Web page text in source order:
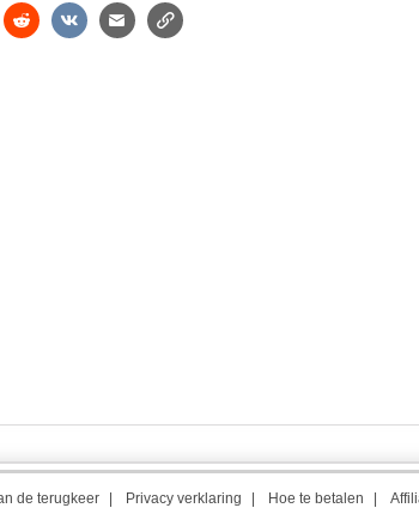
de terugkeer Privacy verklaring Hoe te betalen